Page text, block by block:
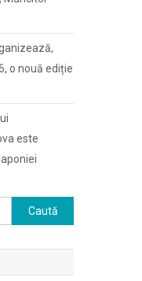
o nouă ediție
este
Caută
după: